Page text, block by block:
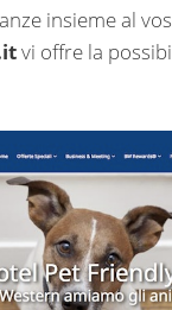
insieme al
vi offre la